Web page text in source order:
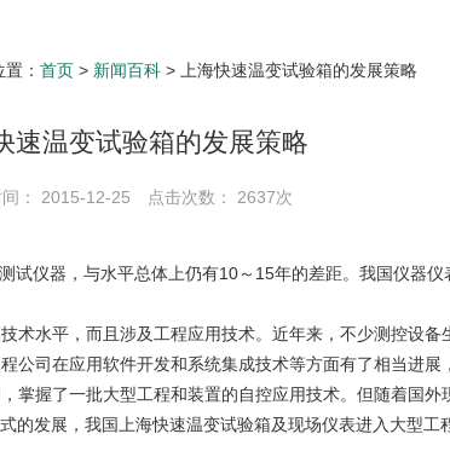
： 首页 > 新闻百科 > 上海快速温变试验箱的发展策略
速温变试验箱的发展策略
间： 2015-12-25 点击次数： 2637次
试仪器，与水平总体上仍有10～15年的差距。我国仪器仪
术水平，而且涉及工程应用技术。近年来，不少测控设备
公司在应用软件开发和系统集成技术等方面有了相当进展，
掌握了一批大型工程和装置的自控应用技术。但随着国外
的发展，我国上海快速温变试验箱及现场仪表进入大型工